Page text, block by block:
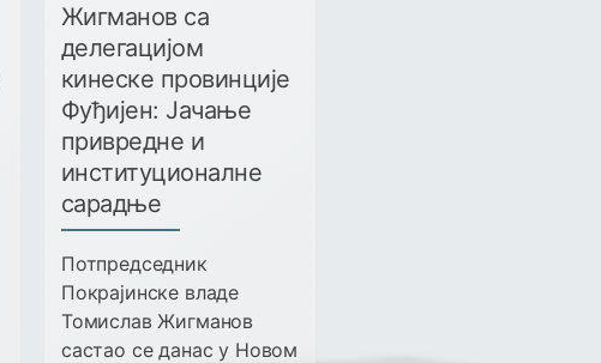
Жигманов са
делегацијом
кинеске провинције
Фуђијен: Јачање
привредне и
институционалне
сарадње
Потпредседник
Покрајинске владе
Томислав Жигманов
састао се данас у Новом